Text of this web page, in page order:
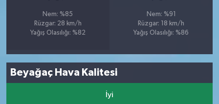
Nem: %85
Rüzgar: 28 km/h
Yağış Olasılığı: %82
Nem: %91
Rüzgar: 18 km/h
Yağış Olasılığı: %86
Beyağaç Hava Kalitesi
İyi